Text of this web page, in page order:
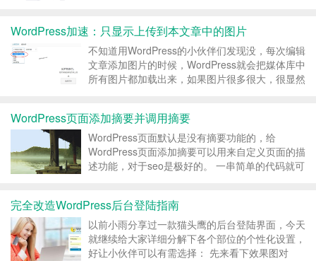
内容 ...
WordPress加速：只显示上传到本文章中的图片
不知道用WordPress的小伙伴们发现没，每次编辑
文章添加图片的时候，WordPress就会把媒体库中
所有图片都加载出来，如果图片很多很大，很显然
add_action( 'wp_fo...
WordPress页面添加摘要并调用摘要
WordPress页面默认是没有摘要功能的，给
WordPress页面添加摘要可以用来自定义页面的描
述功能，对于seo是极好的。 一串简单的代码就可
完全改造WordPress后台登陆指南
以前小雨分享过一款猫头鹰的后台登陆界面，今天
就继续给大家详细分解下各个部位的个性化设置，
好让小伙伴可以有需选择： 先来看下效果图对